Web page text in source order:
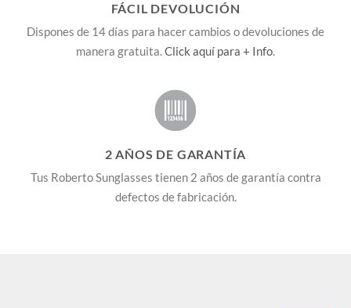
FÁCIL DEVOLUCIÓN
Dispones de 14 días para hacer cambios o devoluciones de
manera gratuita.Click aquí para + Info.
2 AÑOS DE GARANTÍA
Tus Roberto Sunglasses tienen 2 años de garantía contra
defectos de fabricación.